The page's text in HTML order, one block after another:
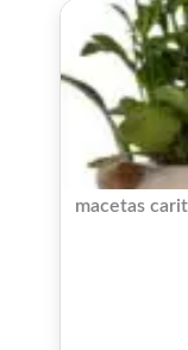
macetas